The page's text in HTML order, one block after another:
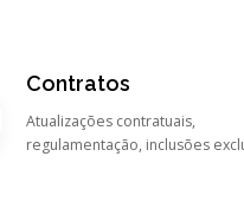
Contratos
Atualizações contratuais,
regulamentação, inclusões